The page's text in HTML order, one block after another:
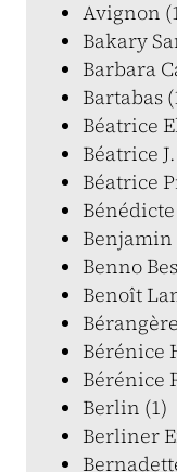
Avignon
Bakary
Barbara
Bartabas
Béatrice
Béatrice
Béatrice
Benno
Benoît
Bérénice
Bérénice
Berlin (1)
Berliner